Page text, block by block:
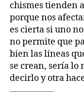
chismes tienden
porque nos
es cierta si uno
no permite que
bien las líneas
se crean, sería lo
decirlo y otra